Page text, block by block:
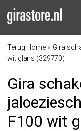
Terug Home
Gira
wit glans (329770)
Gira
F100 wit